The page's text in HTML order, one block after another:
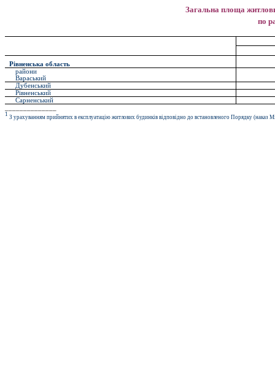
Загальна площа
по
Рівненська область
райони
Вараський
Дубенський
Рівненський
Cарненський
1
З урахуванням прийнятих в експлуатацію житлових будинків відповідно до встановленого Порядку